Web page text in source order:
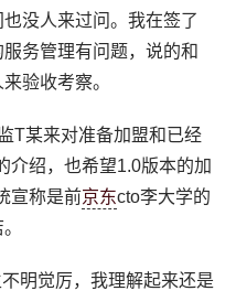
没人来过问。我在签了
务管理有问题，说的和
验收考察。
T某来对准备加盟和已经
介绍，也希望1.0版本的加
宣称是前京东cto李大学的
明觉厉，我理解起来还是